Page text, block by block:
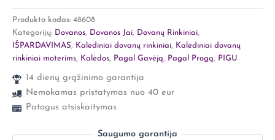
Produkto kodas: 48608
Kategorijų: Dovanos, Dovanos Jai, Dovanų Rinkiniai,
IŠPARDAVIMAS, Kalėdiniai dovanų rinkiniai, Kalėdiniai dovanų
rinkiniai moterims, Kalėdos, Pagal Gavėją, Pagal Progą, PIGU
14 dienų grąžinimo garantija
Nemokamas pristatymas nuo 40 eur
Patogus atsiskaitymas
Saugumo garantija